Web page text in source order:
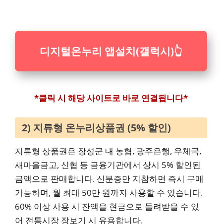
디지털온누리 앱설치(갤럭시)👆
*클릭 시 해당 사이트로 바로 연결됩니다*
2) 지류형 온누리상품권 (5% 할인)
지류형 상품권은 장성군 내 농협, 광주은행, 우체국,
새마을금고, 신협 등 금융기관에서 상시 5% 할인된
금액으로 판매합니다. 신분증만 지참하면 즉시 구매
가능하며, 월 최대 50만 원까지 사용할 수 있습니다.
60% 이상 사용 시 잔액을 현금으로 돌려받을 수 있
어 전통시장 장보기 시 유용합니다.